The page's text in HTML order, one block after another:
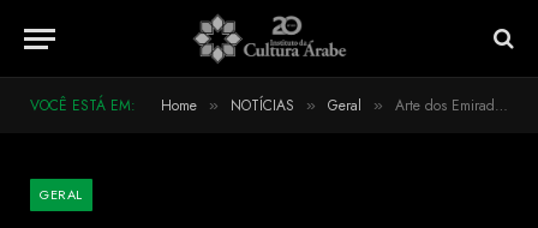
VOCÊ ESTÁ EM: Home » NOTÍCIAS » Geral » Arte dos Emirados é incluída na lista de conservação da Unesco
GERAL